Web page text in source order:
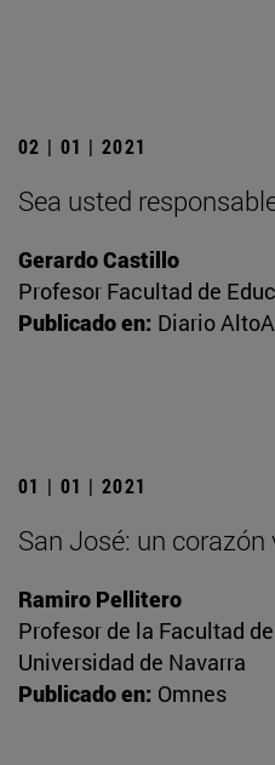
02 | 01 | 2021
Sea usted
Gerardo Castillo
Profesor Facultad de
Publicado en: Diario
01 | 01 | 2021
San José: un
Ramiro Pellitero
Profesor de la Facultad
Universidad de Navarra
Publicado en: Omnes